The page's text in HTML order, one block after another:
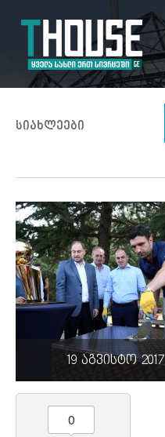
სიახლეები
19 აგვისტო 2017
0